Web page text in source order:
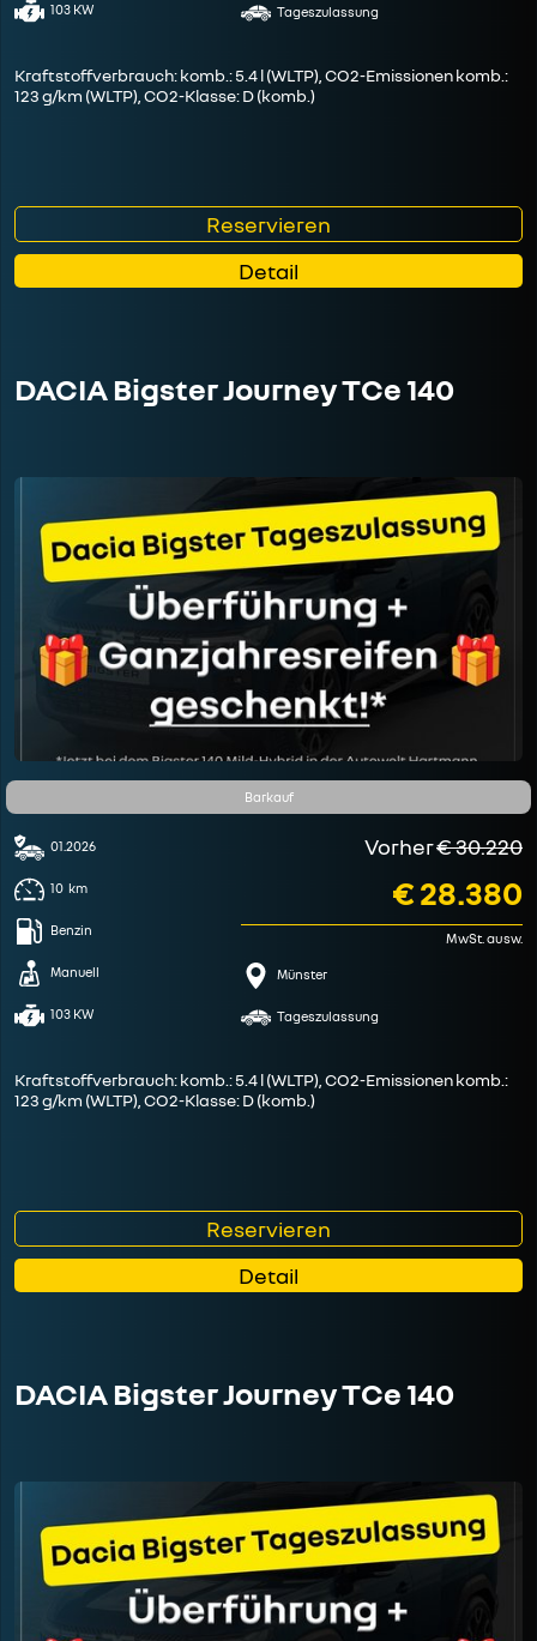
103 KW Tageszulassung
Kraftstoffverbrauch: komb.: 5.4 l (WLTP), CO2-Emissionen komb.:
123 g/km (WLTP), CO2-Klasse: D (komb.)
Reservieren
Detail
DACIA Bigster Journey TCe 140
Barkauf
01.2026
10 km
Benzin
Manuell
103 KW
Vorher€ 30.220
€ 28.380
MwSt. ausw.
Münster
Tageszulassung
Kraftstoffverbrauch: komb.: 5.4 l (WLTP), CO2-Emissionen komb.:
123 g/km (WLTP), CO2-Klasse: D (komb.)
Reservieren
Detail
DACIA Bigster Journey TCe 140